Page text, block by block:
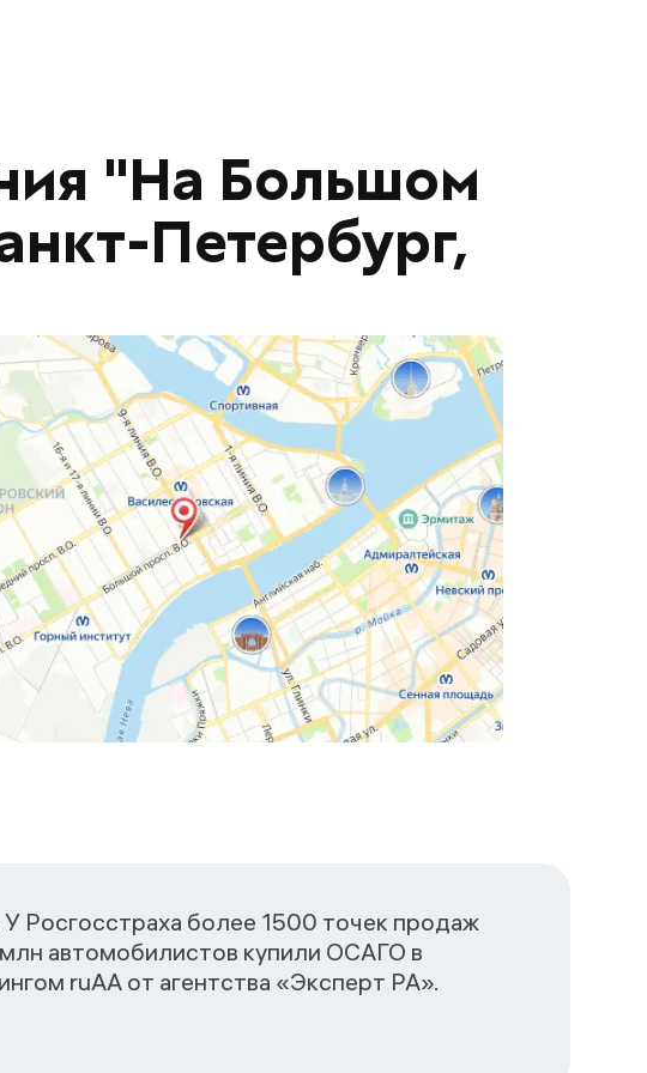
"На Большом
Петербург,
Росгосстраха более 1500 точек продаж
автомобилистов купили ОСАГО в
ruАА от агентства «Эксперт РА».